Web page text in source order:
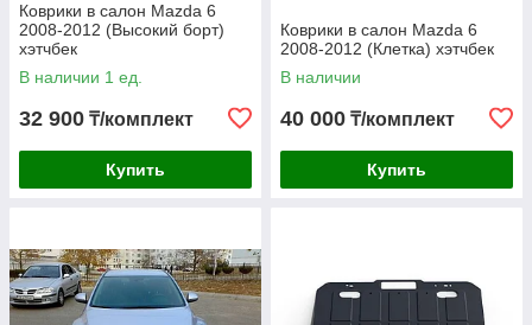
Коврики в салон Mazda 6
2008-2012 (Высокий борт)
хэтчбек
В наличии 1 ед.
32 900 ₸/комплект
Купить
Коврики в салон Mazda 6
2008-2012 (Клетка) хэтчбек
В наличии
40 000 ₸/комплект
Купить